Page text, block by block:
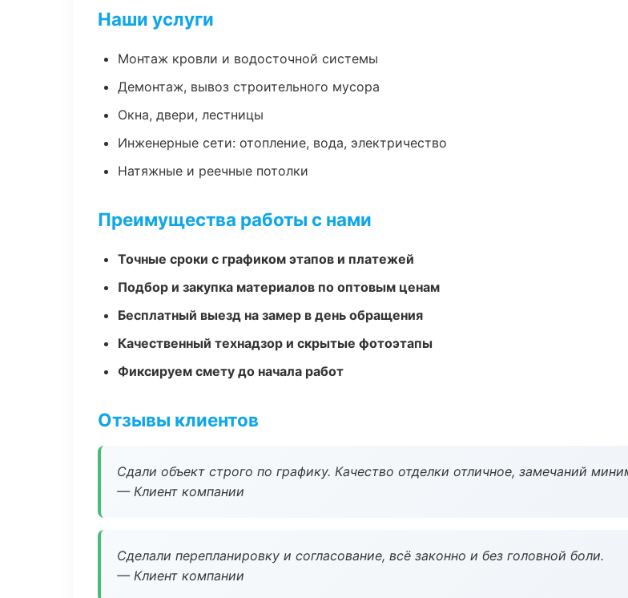
Наши услуги
Монтаж кровли и водосточной системы
Демонтаж, вывоз строительного мусора
Окна, двери, лестницы
Инженерные сети: отопление, вода, электричество
Натяжные и реечные потолки
Преимущества работы с нами
Точные сроки с графиком этапов и платежей
Подбор и закупка материалов по оптовым ценам
Бесплатный выезд на замер в день обращения
Качественный технадзор и скрытые фотоэтапы
Фиксируем смету до начала работ
Отзывы клиентов
Сдали объект строго по графику. Качество отделки отличное, замечаний
— Клиент компании
Сделали перепланировку и согласование, всё законно и без головной боли.
— Клиент компании